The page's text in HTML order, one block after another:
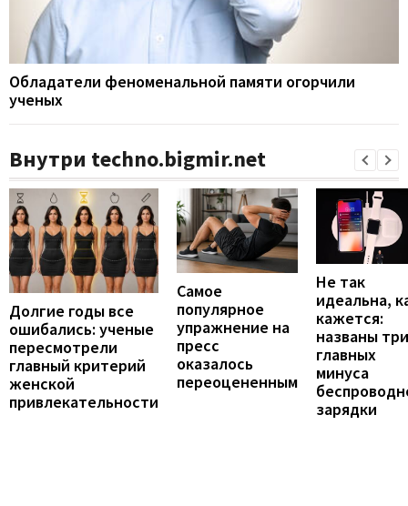
Обладатели феноменальной памяти огорчили
ученых
Внутри techno.bigmir.net
Долгие годы все
ошибались: ученые
пересмотрели
главный критерий
женской
привлекательности
Самое
популярное
упражнение на
пресс
оказалось
переоцененным
Не так
идеальна,
кажется:
названы три
главных
минуса
зарядки